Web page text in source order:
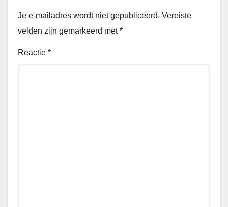
Je e-mailadres wordt niet gepubliceerd. Vereiste
velden zijn gemarkeerd met*
Reactie *